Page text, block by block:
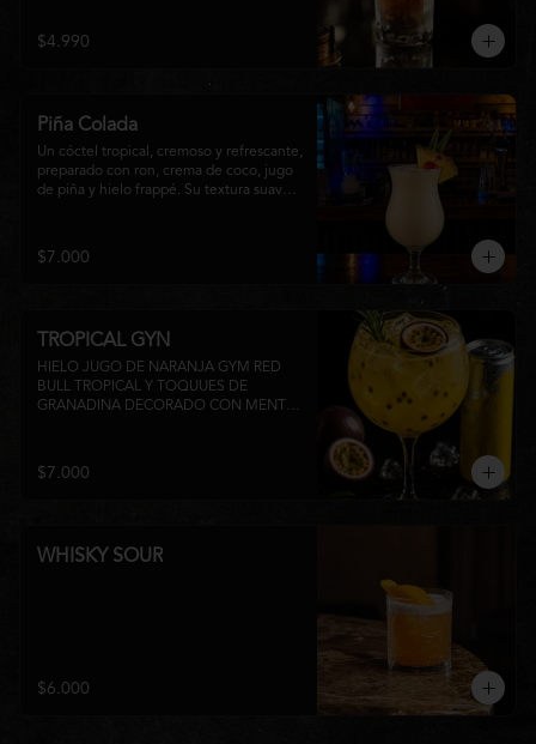
$4.990
Piña Colada
Un cóctel tropical, cremoso y refrescante,
preparado con ron, crema de coco, jugo
de piña y hielo frappé. Su textura suave y
disfrutar de un momento de relajo o
acompañar la experiencia gastronómica
$7.000
TROPICAL GYN
HIELO JUGO DE NARANJA GYM RED
BULL TROPICAL Y TOQUUES DE
GRANADINA DECORADO CON MENTA
$7.000
WHISKY SOUR
$6.000